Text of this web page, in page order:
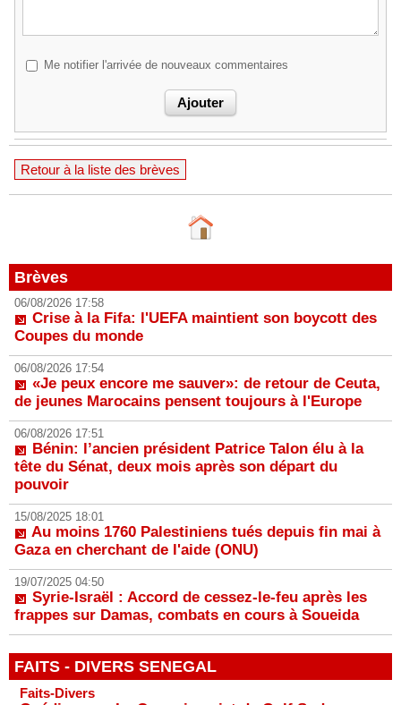
Me notifier l'arrivée de nouveaux commentaires
Retour à la liste des brèves
Brèves
06/08/2026 17:58
Crise à la Fifa: l'UEFA maintient son boycott des
Coupes du monde
06/08/2026 17:54
«Je peux encore me sauver»: de retour de Ceuta,
de jeunes Marocains pensent toujours à l'Europe
06/08/2026 17:51
Bénin: l’ancien président Patrice Talon élu à la
tête du Sénat, deux mois après son départ du
pouvoir
15/08/2025 18:01
Au moins 1760 Palestiniens tués depuis fin mai à
Gaza en cherchant de l'aide (ONU)
19/07/2025 04:50
Syrie-Israël : Accord de cessez-le-feu après les
frappes sur Damas, combats en cours à Soueida
FAITS - DIVERS SENEGAL
Faits-Divers